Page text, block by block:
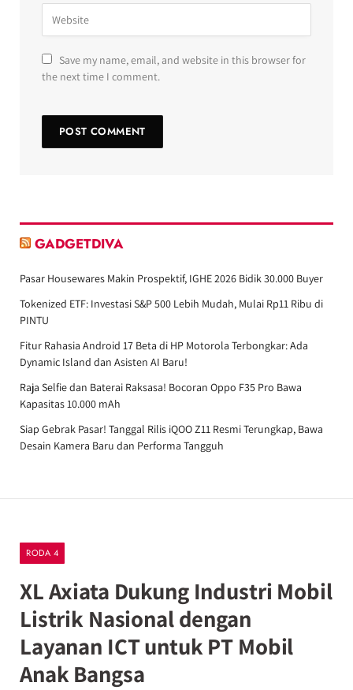
Save my name, email, and website in this browser for
the next time I comment.
GADGETDIVA
Pasar Housewares Makin Prospektif, IGHE 2026 Bidik 30.000 Buyer
Tokenized ETF: Investasi S&P 500 Lebih Mudah, Mulai Rp11 Ribu di
PINTU
Fitur Rahasia Android 17 Beta di HP Motorola Terbongkar: Ada
Dynamic Island dan Asisten AI Baru!
Raja Selfie dan Baterai Raksasa! Bocoran Oppo F35 Pro Bawa
Kapasitas 10.000 mAh
Siap Gebrak Pasar! Tanggal Rilis iQOO Z11 Resmi Terungkap, Bawa
Desain Kamera Baru dan Performa Tangguh
RODA 4
XL Axiata Dukung Industri Mobil
Listrik Nasional dengan
Layanan ICT untuk PT Mobil
Anak Bangsa